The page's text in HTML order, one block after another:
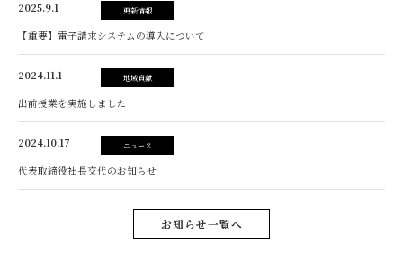
2025.9.1 更新情報
【重要】電子請求システムの導入について
2024.11.1 地域貢献
出前授業を実施しました
2024.10.17 ニュース
代表取締役社長交代のお知らせ
お知らせ一覧へ